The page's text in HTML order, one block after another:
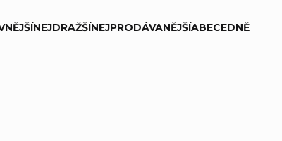
NEJDRAŽŠÍNEJPRODÁVANĚJŠÍABECEDNĚ